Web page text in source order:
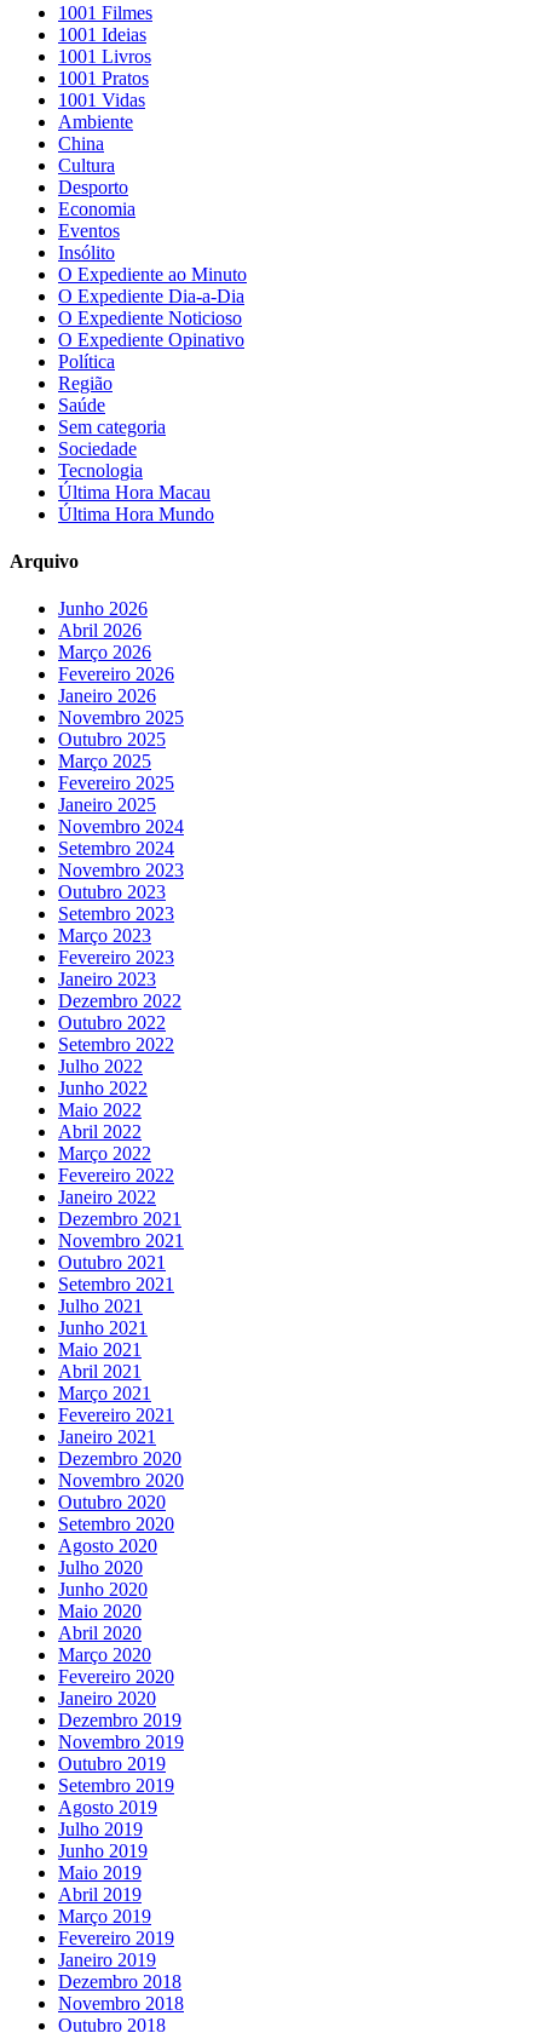
1001 Filmes
1001 Ideias
1001 Livros
1001 Pratos
1001 Vidas
Ambiente
China
Cultura
Desporto
Economia
Eventos
Insólito
O Expediente ao Minuto
O Expediente Dia-a-Dia
O Expediente Noticioso
O Expediente Opinativo
Política
Região
Saúde
Sem categoria
Sociedade
Tecnologia
Última Hora Macau
Última Hora Mundo
Arquivo
Junho 2026
Abril 2026
Março 2026
Fevereiro 2026
Janeiro 2026
Novembro 2025
Outubro 2025
Março 2025
Fevereiro 2025
Janeiro 2025
Novembro 2024
Setembro 2024
Novembro 2023
Outubro 2023
Setembro 2023
Março 2023
Fevereiro 2023
Janeiro 2023
Dezembro 2022
Outubro 2022
Setembro 2022
Julho 2022
Junho 2022
Maio 2022
Abril 2022
Março 2022
Fevereiro 2022
Janeiro 2022
Dezembro 2021
Novembro 2021
Outubro 2021
Setembro 2021
Julho 2021
Junho 2021
Maio 2021
Abril 2021
Março 2021
Fevereiro 2021
Janeiro 2021
Dezembro 2020
Novembro 2020
Outubro 2020
Setembro 2020
Agosto 2020
Julho 2020
Junho 2020
Maio 2020
Abril 2020
Março 2020
Fevereiro 2020
Janeiro 2020
Dezembro 2019
Novembro 2019
Outubro 2019
Setembro 2019
Agosto 2019
Julho 2019
Junho 2019
Maio 2019
Abril 2019
Março 2019
Fevereiro 2019
Janeiro 2019
Dezembro 2018
Novembro 2018
Outubro 2018